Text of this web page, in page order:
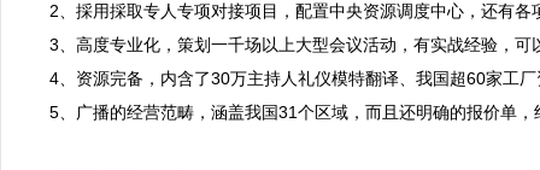
2、採用採取专人专项对接项目，配置中央资源调度中心，还有
3、高度专业化，策划一千场以上大型会议活动，有实战经验，可
4、资源完备，内含了30万主持人礼仪模特翻译、我国超60家工
5、广播的经营范畴，涵盖我国31个区域，而且还明确的报价单，